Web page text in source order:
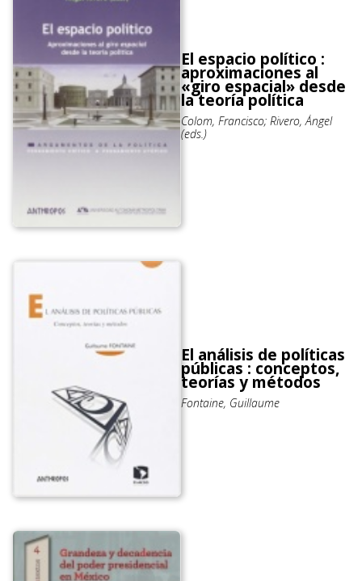
El espacio político :
aproximaciones al
«giro espacial» desde
la teoría política
Colom, Francisco; Rivero, Ángel
(eds.)
El análisis de políticas
públicas : conceptos,
teorías y métodos
Fontaine, Guillaume